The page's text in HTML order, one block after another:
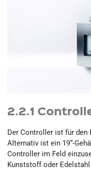
2.2.1
Der Controller ist für den
Alternativ ist ein 19“-
Controller im Feld
Kunststoff oder